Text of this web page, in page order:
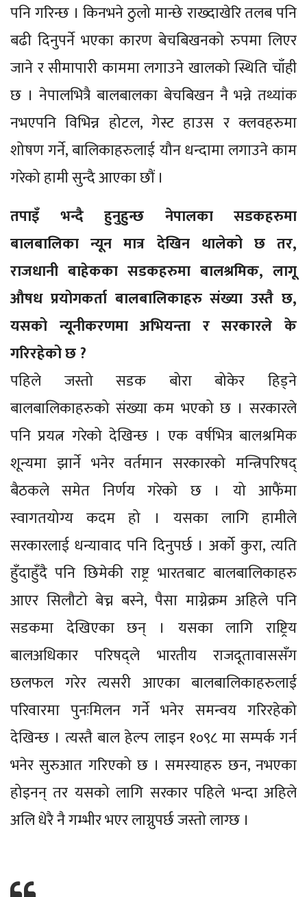
पनि गरिन्छ । किनभने ठुलो मान्छे राख्दाखेरि तलब पनि
बढी दिनुपर्ने भएका कारण बेचबिखनको रुपमा लिएर
जाने र सीमापारी काममा लगाउने खालको स्थिति चाँही
छ । नेपालभित्रै बालबालका बेचबिखन नै भन्ने तथ्यांक
नभएपनि विभिन्न होटल, गेस्ट हाउस र क्लवहरुमा
शोषण गर्ने, बालिकाहरुलाई यौन धन्दामा लगाउने काम
गरेको हामी सुन्दै आएका छौं ।
तपाइँ भन्दै हुनुहुन्छ नेपालका सडकहरुमा
बालबालिका न्यून मात्र देखिन थालेको छ तर,
राजधानी बाहेकका सडकहरुमा बालश्रमिक, लागू
औषध प्रयोगकर्ता बालबालिकाहरु संख्या उस्तै छ,
यसको न्यूनीकरणमा अभियन्ता र सरकारले के
गरिरहेको छ ?
पहिले जस्तो सडक बोरा बोकेर हिड्ने
बालबालिकाहरुको संख्या कम भएको छ । सरकारले
पनि प्रयत्न गरेको देखिन्छ । एक वर्षभित्र बालश्रमिक
शून्यमा झार्ने भनेर वर्तमान सरकारको मन्त्रिपरिषद्
बैठकले समेत निर्णय गरेको छ । यो आफैंमा
स्वागतयोग्य कदम हो । यसका लागि हामीले
सरकारलाई धन्यावाद पनि दिनुपर्छ । अर्को कुरा, त्यति
हुँदाहुँदै पनि छिमेकी राष्ट्र भारतबाट बालबालिकाहरु
आएर सिलौटो बेच्न बस्ने, पैसा माग्नेक्रम अहिले पनि
सडकमा देखिएका छन् । यसका लागि राष्ट्रिय
बालअधिकार परिषद्ले भारतीय राजदूतावाससँग
छलफल गरेर त्यसरी आएका बालबालिकाहरुलाई
परिवारमा पुनःमिलन गर्ने भनेर समन्वय गरिरहेको
देखिन्छ । त्यस्तै बाल हेल्प लाइन १०९८ मा सम्पर्क गर्न
भनेर सुरुआत गरिएको छ । समस्याहरु छन, नभएका
होइनन् तर यसको लागि सरकार पहिले भन्दा अहिले
अलि धेरै नै गम्भीर भएर लाग्नुपर्छ जस्तो लाग्छ ।